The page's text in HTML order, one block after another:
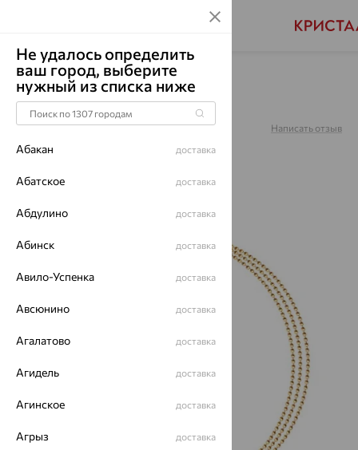
Главная Каталог Браслеты декоративные
Браслет, золото, 051195
Артикул:051195 Написать отзыв
Не удалось определить
ваш город, выберите
нужный из списка ниже
Абакан доставка
Абатское доставка
Абдулино доставка
Абинск доставка
Авило-Успенка доставка
Авсюнино доставка
Агалатово доставка
Агидель доставка
Агинское доставка
Агрыз доставка